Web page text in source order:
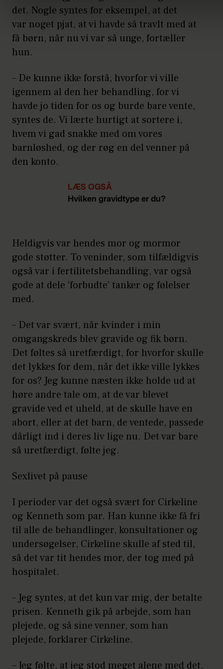
det. Nogle syntes for eksempel, at det
var noget pjat, at vi havde så travlt med at
få børn, når nu vi var så unge, fortæller
hun.
– De kunne ikke forstå, hvorfor vi ville
igennem al den her behandling, for vi
havde jo tiden for os og burde bare vente,
syntes de. Vi lærte hurtigt at sortere i,
hvem vi gad snakke med om vores
barnløshed, og der røg en del venner på
den konto.
LÆS OGSÅ
Hvilken gravidtype er du?
Heldigvis var hendes mor og mormor
gode støtter. To veninder, som tilfældigvis
også var i fertilitetsbehandling, var også
gode at dele ‘forbudte’ tanker og følelser
med.
– Det var svært, når kvinder i min
omgangskreds blev gravide og fik børn.
Det føltes så uretfærdigt, for hvorfor skulle
det lykkes for dem, når det ikke ville lykkes
for os? Jeg kunne næsten ikke holde ud at
høre andre tale om, at de var blevet
gravide ved et uheld, at de skulle have en
abort, eller at det barn, de ventede, passede
dårligt ind i deres liv lige nu. Det var bare
så uretfærdigt, følte jeg.
Sexlivet på pause
I perioder var det også svært for Cirkeline
og Kenneth som par. Han kunne ikke få fri
til alle de behandlinger, konsultationer og
undersøgelser, Cirkeline skulle af sted til,
så det var tit hendes mor, der tog med på
hospitalet.
– Jeg syntes, at det kun var mig, der betalte
prisen. Kenneth gik på arbejde, som han
plejede, og så sine venner, som han
plejede, forklarer Cirkeline.
– Jeg følte, at jeg stod meget alene med det.